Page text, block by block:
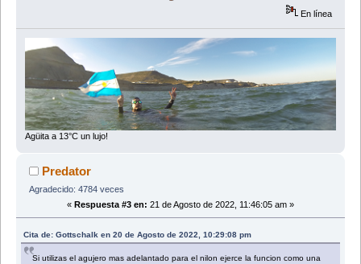
En línea
Agüita a 13°C un lujo!
Predator
Agradecido: 4784 veces
« Respuesta #3 en: 21 de Agosto de 2022, 11:46:05 am »
Cita de: Gottschalk en 20 de Agosto de 2022, 10:29:08 pm
Si utilizas el agujero mas adelantado para el nilon ejerce la funcion como una